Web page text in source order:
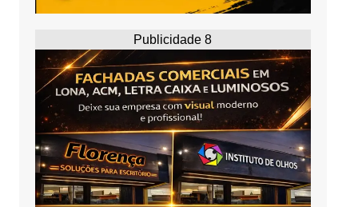
Publicidade 8